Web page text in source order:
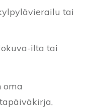
tai
ilta tai
oma